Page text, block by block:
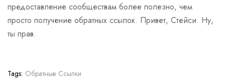
предоставление сообществам более полезно, чем
просто получение обратных ссылок. Привет, Стейси. Ну,
ты прав.
Tags: Обратные Ссылки